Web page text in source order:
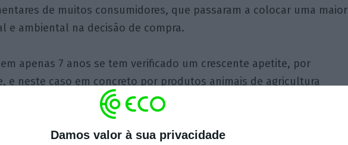
Damos valor à sua privacidade
de muitos consumidores, que passaram a colocar uma maior
e ambiental na decisão de compra.
apenas 7 anos se tem verificado um crescente apetite, por
e neste caso em concreto por produtos animais de agricultura
um sistema de produção mais sustentável, que se estima liderem o
nas próximas décadas.